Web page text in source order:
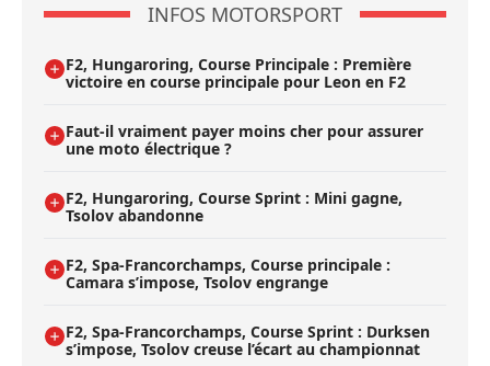
INFOS MOTORSPORT
F2, Hungaroring, Course Principale : Première
victoire en course principale pour Leon en F2
Faut-il vraiment payer moins cher pour assurer
une moto électrique ?
F2, Hungaroring, Course Sprint : Mini gagne,
Tsolov abandonne
F2, Spa-Francorchamps, Course principale :
Camara s’impose, Tsolov engrange
F2, Spa-Francorchamps, Course Sprint : Durksen
s’impose, Tsolov creuse l’écart au championnat